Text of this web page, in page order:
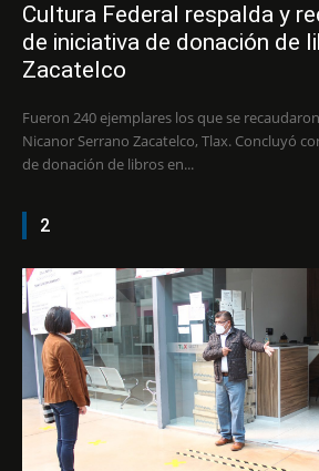
Cultura Federal respalda y
de iniciativa de donación de
Zacatelco
Fueron 240 ejemplares los que se
Nicanor Serrano Zacatelco, Tlax. Concluyó con gran éxito la campaña
de donación de libros en...
2